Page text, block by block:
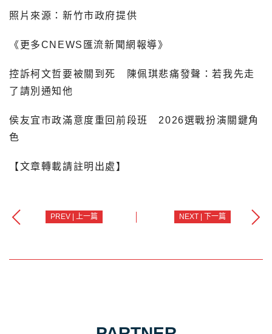
照片來源：新竹市政府提供
《更多CNEWS匯流新聞網報導》
控訴柯文哲要被關到死 陳佩琪悲痛發聲：若我先走
了請別通知他
侯友宜市政滿意度重回前段班 2026選戰扮演關鍵角
色
【文章轉載請註明出處】
PREV | 上一篇 NEXT | 下一篇